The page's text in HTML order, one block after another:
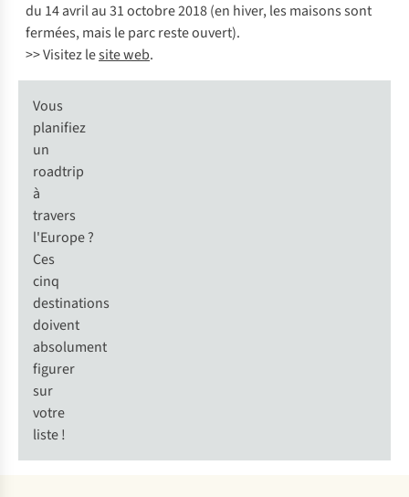
du 14 avril au 31 octobre 2018 (en hiver, les maisons sont
fermées, mais le parc reste ouvert).
>> Visitez lesite web.
Vous
planifiez
un
roadtrip
à
travers
l'Europe ?
Ces
cinq
destinations
doivent
absolument
figurer
sur
votre
liste !